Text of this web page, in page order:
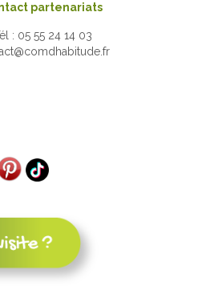
partenariats
: 05 55 24 14 03